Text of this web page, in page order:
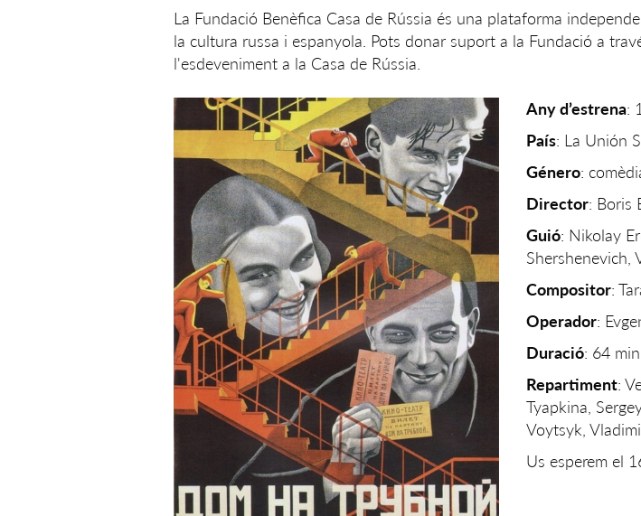
La Fundació Benèfica Casa de Rússia és una plataforma
la cultura russa i espanyola. Pots donar suport a la Fundació a
l'esdeveniment a la Casa de Rússia.
Any d’estrena:
País: La Unión
Género:
Director: Boris
Guió: Nikolay
Shershenevich,
Compositor:
Operador:
Duració: 64 min.
Repartiment:
Tyapkina,
Voytsyk,
Us esperem el